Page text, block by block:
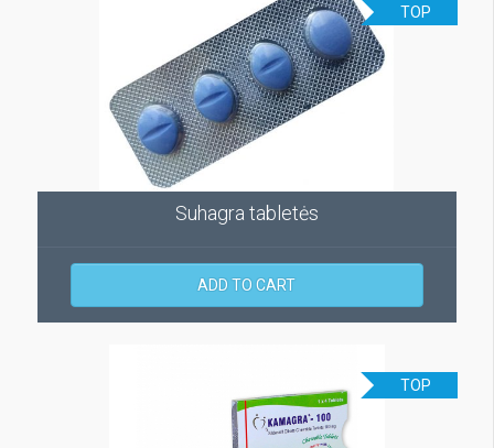
TOP
Suhagra tabletės
ADD TO CART
TOP